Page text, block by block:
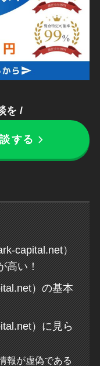
を /
する
capital.net）
高い！
）の基本
）に見ら
報が虚偽である